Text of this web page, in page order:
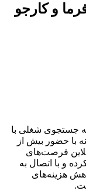
و کارجو
جستجوی شغلی با
با حضور بیش از
فرصت‌های
و با اتصال به
هزینه‌های